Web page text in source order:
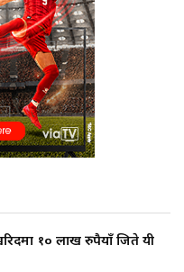
१० लाख रुपैयाँ जिते यी